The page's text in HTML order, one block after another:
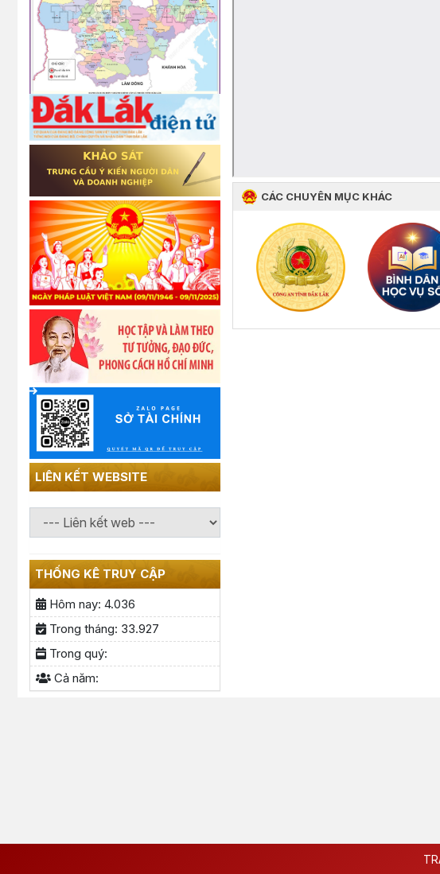
LIÊN KẾT WEBSITE
THỐNG KÊ TRUY CẬP
Hôm nay: 4.036
Trong tháng: 33.927
Trong quý:
Cả năm:
CÁC CHUYÊN MỤC KHÁC